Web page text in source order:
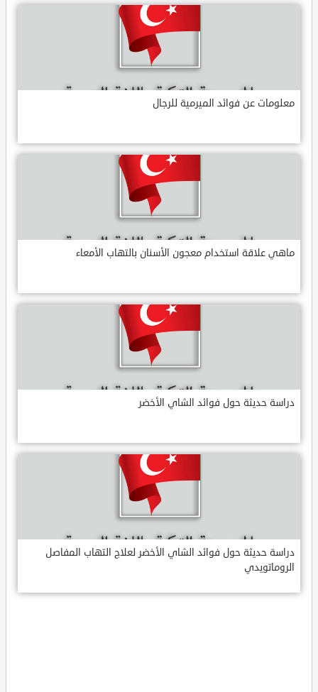
معلومات عن فوائد الميرمية للرجال
ماهي علاقة استخدام معجون الأسنان بالتهاب الأمعاء
دراسة حديثة حول فوائد الشاي الأخضر
دراسة حديثة حول فوائد الشاي الأخضر لعلاج التهاب المفاصل
الروماتويدي